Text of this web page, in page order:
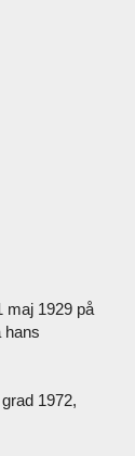
maj 1929 på
hans
1972,